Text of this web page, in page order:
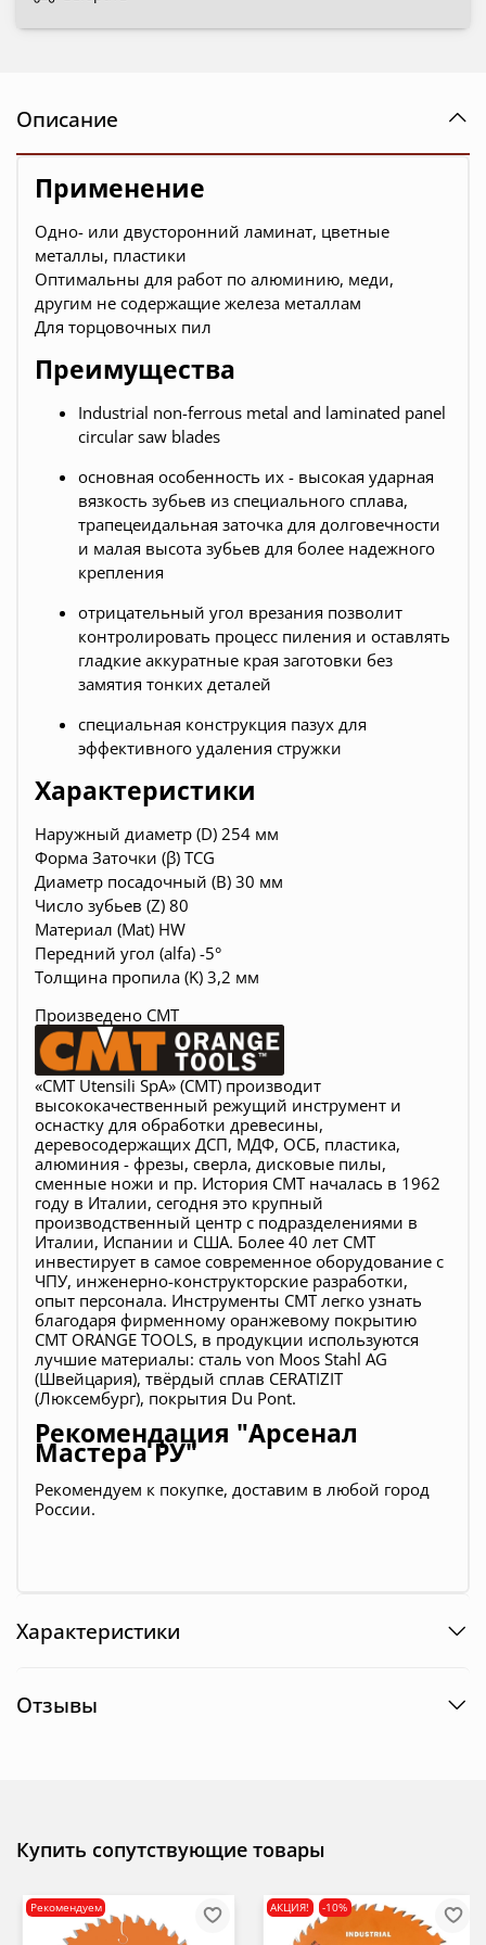
Описание
Применение
Одно- или двусторонний ламинат, цветные
металлы, пластики
Оптимальны для работ по алюминию, меди,
другим не содержащие железа металлам
Для торцовочных пил
Преимущества
Industrial non-ferrous metal and laminated panel
circular saw blades
основная особенность их - высокая ударная
вязкость зубьев из специального сплава,
трапецеидальная заточка для долговечности
и малая высота зубьев для более надежного
крепления
отрицательный угол врезания позволит
контролировать процесс пиления и оставлять
гладкие аккуратные края заготовки без
замятия тонких деталей
специальная конструкция пазух для
эффективного удаления стружки
Характеристики
Наружный диаметр (D) 254 мм
Форма Заточки (β) TCG
Диаметр посадочный (B) 30 мм
Число зубьев (Z) 80
Материал (Mat) HW
Передний угол (alfa) -5°
Толщина пропила (K) 3,2 мм
Произведено CMT
«CMT Utensili SpA» (СМТ) производит
высококачественный режущий инструмент и
оснастку для обработки древесины,
деревосодержащих ДСП, МДФ, ОСБ, пластика,
алюминия - фрезы, сверла, дисковые пилы,
сменные ножи и пр. История CMT началась в 1962
году в Италии, сегодня это крупный
производственный центр с подразделениями в
Италии, Испании и США. Более 40 лет СМТ
инвестирует в самое современное оборудование с
ЧПУ, инженерно-конструкторские разработки,
опыт персонала. Инструменты СМТ легко узнать
благодаря фирменному оранжевому покрытию
CMT ORANGE TOOLS, в продукции используются
лучшие материалы: сталь von Moos Stahl AG
(Швейцария), твёрдый сплав CERATIZIT
(Люксембург), покрытия Du Pont.
Рекомендация "Арсенал
Мастера РУ"
Рекомендуем к покупке, доставим в любой город
России.
Характеристики
Отзывы
Купить сопутствующие товары
Рекомендуем АКЦИЯ! -10%